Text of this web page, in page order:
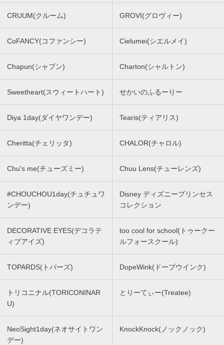
CRUUM(クルーム) GROVI(グロヴィー)
CoFANCY(コファンシー) Cielumei(シエルメイ)
Chapun(シャプン) Charton(シャルトン)
Sweetheart(スウィートハート) せかいのふるーりー
Diya 1day(ダイヤワンデー) Tearis(ティアリス)
Cheritta(チェリッタ) CHALOR(チャロル)
Chu's me(チューズミー) Chuu Lens(チューレンズ)
#CHOUCHOU1day(チュチュワ
ンデー)
Disney ディズニープリンセス
コレクション
DECORATIVE EYES(デコラテ
ィブアイズ)
too cool for school(トゥークー
ルフォースクール)
TOPARDS(トパーズ) DopeWink(ドープウインク)
トリコニナル(TORICONINAR
U)
とりーてぃー(Treatee)
NeoSight1day(ネオサイトワン
デー)
KnockKnock(ノックノック)